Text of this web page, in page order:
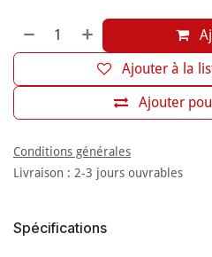
Ajouter
Ajouter à la
Conditions générales
Livraison : 2-3 jours ouvrables
Spécifications